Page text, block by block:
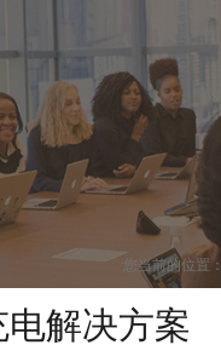
您当前的位置：
解决方案